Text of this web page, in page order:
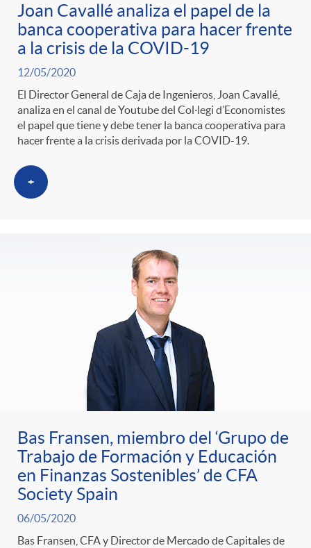
Joan Cavallé analiza el papel de la
banca cooperativa para hacer frente
a la crisis de la COVID-19
12/05/2020
El Director General de Caja de Ingenieros, Joan Cavallé,
analiza en el canal de Youtube del Col·legi d’Economistes
el papel que tiene y debe tener la banca cooperativa para
hacer frente a la crisis derivada por la COVID-19.
+
Bas Fransen, miembro del ‘Grupo de
Trabajo de Formación y Educación
en Finanzas Sostenibles’ de CFA
Society Spain
06/05/2020
Bas Fransen, CFA y Director de Mercado de Capitales de